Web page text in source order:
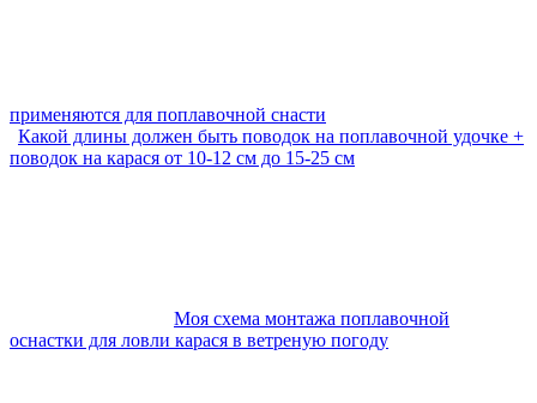
применяются для поплавочной снасти
Какой длины должен быть поводок на поплавочной удочке +
поводок на карася от 10-12 см до 15-25 см
Моя схема монтажа поплавочной
оснастки для ловли карася в ветреную погоду